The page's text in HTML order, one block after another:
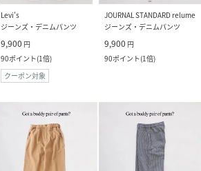
Levi's
ジーンズ・デニムパンツ
9,900 円
90ポイント(1倍)
クーポン対象
JOURNAL STANDARD relume
ジーンズ・デニムパンツ
9,900 円
90ポイント(1倍)